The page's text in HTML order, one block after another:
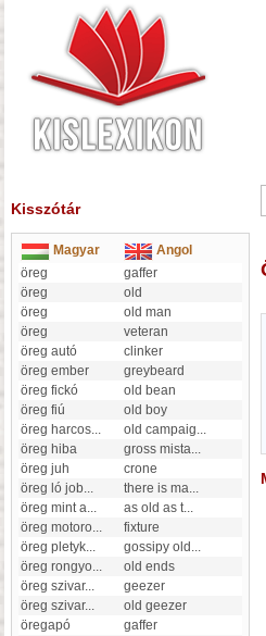
Kisszótár
Magyar
Angol
öreg
gaffer
öreg
old
öreg
old man
öreg
veteran
öreg autó
clinker
öreg ember
greybeard
öreg fickó
old bean
öreg fiú
old boy
öreg harcos... old campaig...
öreg hiba
gross mista...
öreg juh
crone
öreg ló job... there is ma...
öreg mint a... as old as t...
öreg motoro...
fixture
öreg pletyk... gossipy old ...
öreg rongyo...
old ends
öreg szivar...
geezer
öreg szivar...
old geezer
öregapó
gaffer